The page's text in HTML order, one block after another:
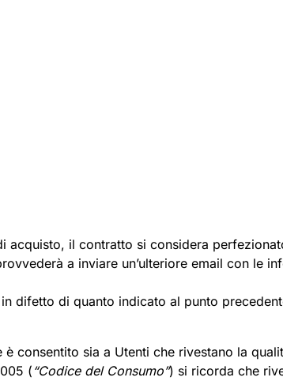
il contratto si considera
a inviare un’ulteriore email con
difetto di quanto indicato al punto
è consentito sia a Utenti che rivestano la
(“Codice del Consumo”) si ricorda che